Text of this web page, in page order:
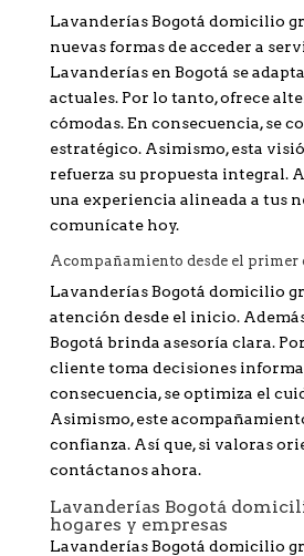
Lavanderías Bogotá domicilio
nuevas formas de acceder a
Lavanderías en Bogotá se
actuales. Por lo tanto, ofrece
cómodas. En consecuencia, se
estratégico. Asimismo, esta
refuerza su propuesta integral.
una experiencia alineada a tus
comunícate hoy.
Acompañamiento desde el primer
Lavanderías Bogotá domicilio
atención desde el inicio.
Bogotá brinda asesoría clara.
cliente toma decisiones
consecuencia, se optimiza el
Asimismo, este
confianza. Así que, si valoras
contáctanos ahora.
Lavanderías Bogotá
hogares y empresas
Lavanderías Bogotá domicilio